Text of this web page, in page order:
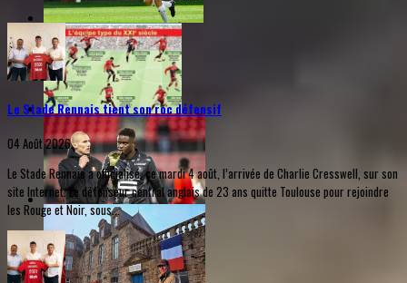
Le Stade Rennais tient son roc défensif
04 Août 2026
Le Stade Rennais a officialisé, ce mardi 4 août, l’arrivée de Charlie Cresswell, sur son
site Internet. Le défenseur central anglais de 23 ans quitte Toulouse pour rejoindre
les Rouge et Noir, sous...